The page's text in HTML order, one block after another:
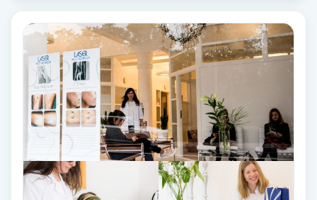
Reiki
Reikihealing
Reiki massage
Restorative Yoga